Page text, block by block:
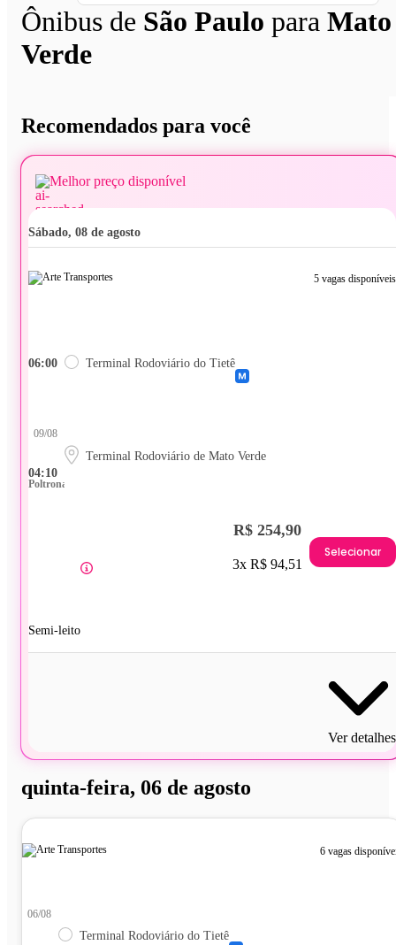
Ônibus de São Paulo para Mato
Verde
Recomendados para você
Melhor preço disponível
sábado, 08 de agosto
5 vagas disponíveis
06:00 Terminal Rodoviário do Tietê
04:10
09/08
Terminal Rodoviário de Mato Verde
Poltrona
Semi-leito
R$ 254,90
3x R$ 94,51
Selecionar
Ver detalhes
quinta-feira, 06 de agosto
6 vagas
06/08
Terminal Rodoviário do Tietê